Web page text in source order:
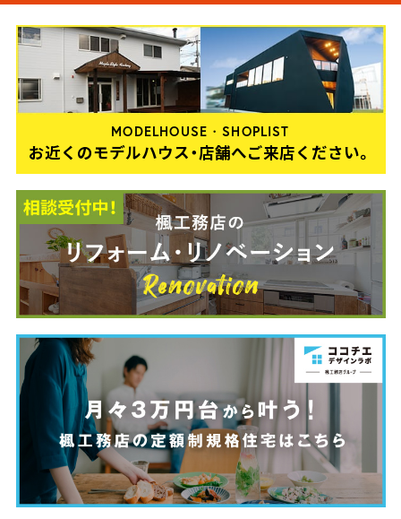
MODELHOUSE・SHOPLIST
お近くのモデルハウス・店舗へご来店ください。